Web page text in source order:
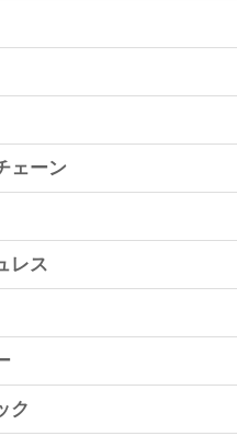
ェーン
レス
ク